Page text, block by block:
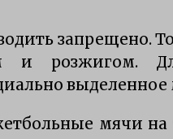
запрещено.
и розжигом.
выделенное
мячи